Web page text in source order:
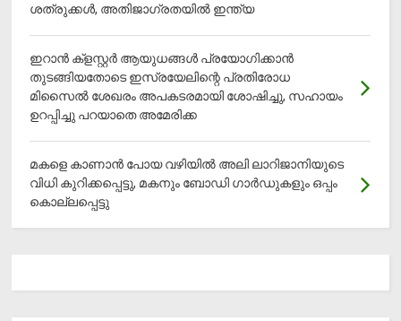
ശത്രുക്കൾ, അതിജാ​ഗ്രതയിൽ ഇന്ത്യ
ഇറാന്‍ ക്‌ളസ്റ്റര്‍ ആയുധങ്ങള്‍ പ്രയോഗിക്കാന്‍
തുടങ്ങിയതോടെ ഇസ്രയേലിന്റെ പ്രതിരോധ
മിസൈല്‍ ശേഖരം അപകടരമായി ശോഷിച്ചു, സഹായം
ഉറപ്പിച്ചു പറയാതെ അമേരിക്ക
മകളെ കാണാന്‍ പോയ വഴിയില്‍ അലി ലാറിജാനിയുടെ
വിധി കുറിക്കപ്പെട്ടു, മകനും ബോഡി ഗാര്‍ഡുകളും ഒപ്പം
കൊല്ലപ്പെട്ടു